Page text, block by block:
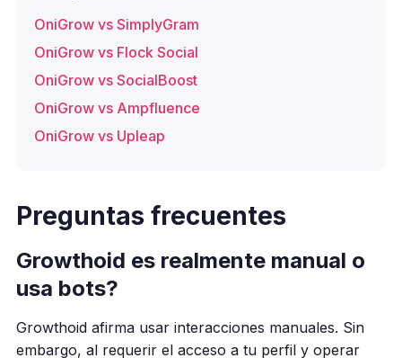
OniGrow vs SimplyGram
OniGrow vs Flock Social
OniGrow vs SocialBoost
OniGrow vs Ampfluence
OniGrow vs Upleap
Preguntas frecuentes
Growthoid es realmente manual o
usa bots?
Growthoid afirma usar interacciones manuales. Sin
embargo, al requerir el acceso a tu perfil y operar